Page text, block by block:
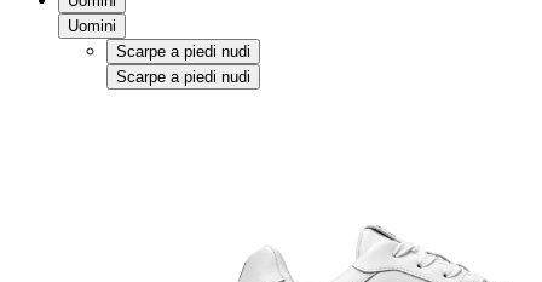
Uomini
Scarpe a piedi nudi
Scarpe a piedi nudi